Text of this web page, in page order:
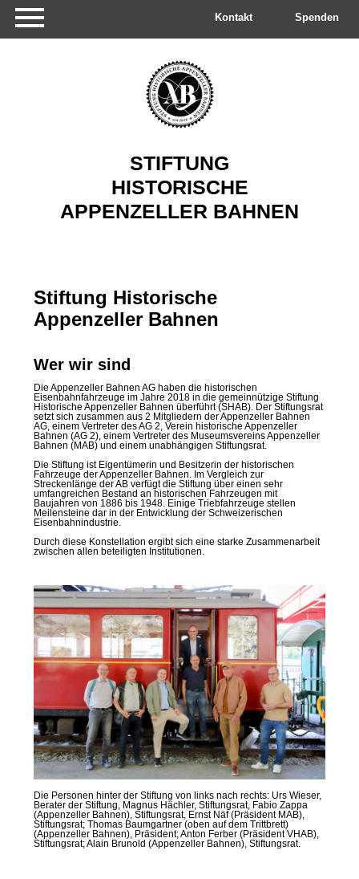
überspringen
Kontakt Spenden
STIFTUNG
HISTORISCHE
APPENZELLER BAHNEN
Stiftung Historische
Appenzeller Bahnen
Wer wir sind
Die Appenzeller Bahnen AG haben die historischen
Eisenbahnfahrzeuge im Jahre 2018 in die gemeinnützige Stiftung
Historische Appenzeller Bahnen überführt (SHAB). Der Stiftungsrat
setzt sich zusammen aus 2 Mitgliedern der Appenzeller Bahnen
AG, einem Vertreter des AG 2, Verein historische Appenzeller
Bahnen (AG 2), einem Vertreter des Museumsvereins Appenzeller
Bahnen (MAB) und einem unabhängigen Stiftungsrat.
Die Stiftung ist Eigentümerin und Besitzerin der historischen
Fahrzeuge der Appenzeller Bahnen. Im Vergleich zur
Streckenlänge der AB verfügt die Stiftung über einen sehr
umfangreichen Bestand an historischen Fahrzeugen mit
Baujahren von 1886 bis 1948. Einige Triebfahrzeuge stellen
Meilensteine dar in der Entwicklung der Schweizerischen
Eisenbahnindustrie.
Durch diese Konstellation ergibt sich eine starke Zusammenarbeit
zwischen allen beteiligten Institutionen.
Die Personen hinter der Stiftung von links nach rechts: Urs Wieser,
Berater der Stiftung, Magnus Hächler, Stiftungsrat, Fabio Zappa
(Appenzeller Bahnen), Stiftungsrat, Ernst Näf (Präsident MAB),
Stiftungsrat; Thomas Baumgartner (oben auf dem Trittbrett)
(Appenzeller Bahnen), Präsident; Anton Ferber (Präsident VHAB),
Stiftungsrat; Alain Brunold (Appenzeller Bahnen), Stiftungsrat.